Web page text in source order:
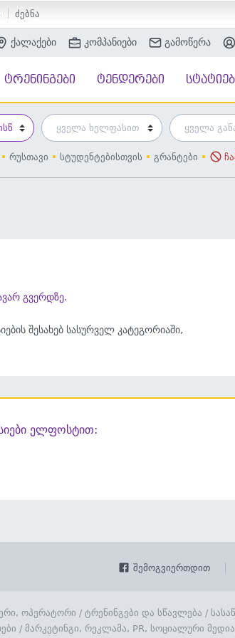
ძებნა
ქალაქები კომპანიები გამოწერა
ტრენინგები ტენდერები
რუსთავი სტუდენტებისთვის გრანტები
გვერდზე.
შესახებ სასურველ კატეგორიაში,
ელფოსტით:
შემოგვიერთდით
ოპერატორი / ტრენინგები და სწავლება /
/ მარკეტინგი, რეკლამა, PR, სოციალური მედია